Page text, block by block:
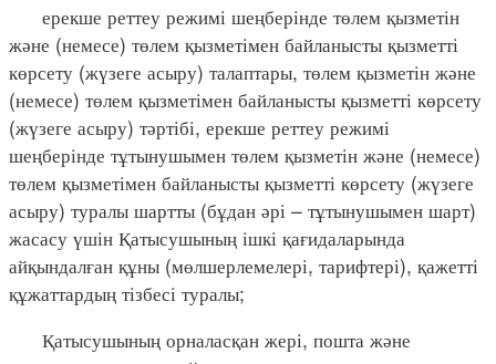
ерекше реттеу режимі шеңберінде төлем қызметін
және (немесе) төлем қызметімен байланысты қызметті
көрсету (жүзеге асыру) талаптары, төлем қызметін және
(немесе) төлем қызметімен байланысты қызметті көрсету
(жүзеге асыру) тәртібі, ерекше реттеу режимі
шеңберінде тұтынушымен төлем қызметін және (немесе)
төлем қызметімен байланысты қызметті көрсету (жүзеге
асыру) туралы шартты (бұдан әрі – тұтынушымен шарт)
жасасу үшін Қатысушының ішкі қағидаларында
айқындалған құны (мөлшерлемелері, тарифтері), қажетті
құжаттардың тізбесі туралы;
Қатысушының орналасқан жері, пошта және